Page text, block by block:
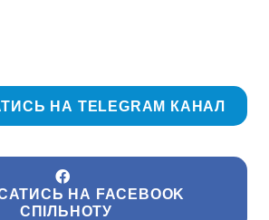
НА TELEGRAM КАНАЛ
НА FACEBOOK
СПІЛЬНОТУ